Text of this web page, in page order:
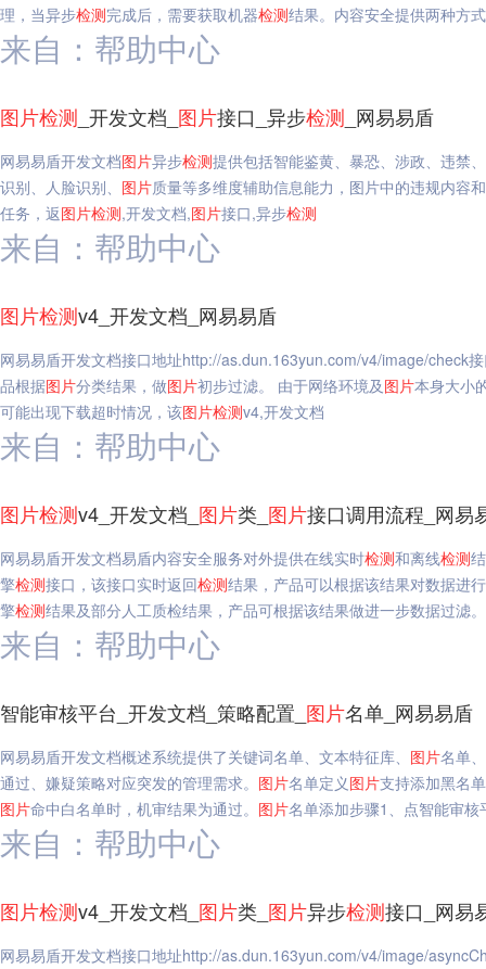
理，当异步检测完成后，需要获取机器检测结果。内容安全提供两种方
来自：帮助中心
图片检测 _开发文档_ 图片接口_异步检测 _网易易盾
网易易盾开发文档图片异步检测提供包括智能鉴黄、暴恐、涉政、违禁
识别、人脸识别、 图片质量等多维度辅助信息能力，图片中的违规内容
任务，返图片检测,开发文档,图片接口,异步检测
来自：帮助中心
图片检测v4_开发文档_网易易盾
网易易盾开发文档接口地址http://as.dun.163yun.com/v4/image/check
品根据图片分类结果，做图片初步过滤。 由于网络环境及图片本身大小
可能出现下载超时情况，该图片检测v4,开发文档
来自：帮助中心
图片检测v4_开发文档_ 图片类_ 图片接口调用流程_网易
网易易盾开发文档易盾内容安全服务对外提供在线实时检测和离线检测
擎检测接口，该接口实时返回检测结果，产品可以根据该结果对数据进
擎检测结果及部分人工质检结果，产品可根据该结果做进一步数据过滤。
来自：帮助中心
智能审核平台_开发文档_策略配置_ 图片名单_网易易盾
网易易盾开发文档概述系统提供了关键词名单、文本特征库、 图片名单
通过、嫌疑策略对应突发的管理需求。 图片名单定义图片支持添加黑名
图片命中白名单时，机审结果为通过。 图片名单添加步骤1、点智能审
来自：帮助中心
图片检测v4_开发文档_ 图片类_ 图片异步检测接口_网易
网易易盾开发文档接口地址http://as.dun.163yun.com/v4/image/